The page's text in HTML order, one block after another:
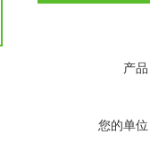
产品
您的单位